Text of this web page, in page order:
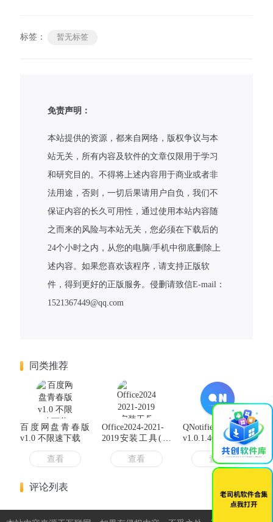
标签： 暂无标签
免责声明：
本站提供的资源，都来自网络，版权争议与本
站无关，所有内容及软件的文章仅限用于学习
和研究目的。不得将上述内容用于商业或者非
法用途，否则，一切后果请用户自负，我们不
保证内容的长久可用性，通过使用本站内容随
之而来的风险与本站无关，您必须在下载后的
24个小时之内，从您的电脑/手机中彻底删除上
述内容。如果您喜欢该程序，请支持正版软
件，得到更好的正版服务。侵删请致信E-mail：
1521367449@qq.com
同类推荐
百度网盘青春版
v1.0 不限速下载
查看
Office2024-2021-
2019安装工具(离
线安装自动激活)
2026.2.12查看
QNotified
v1.0.1.40 QQ增强
XP模块
「2022.2.1」
查看
评论列表